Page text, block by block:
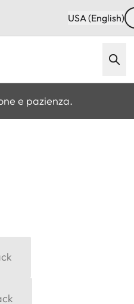
USA (English)
e pazienza.